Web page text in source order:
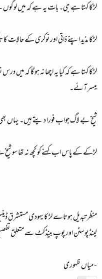
لڑکا کہتا ہے جی۔ بات یہ ہے کہ میں
لڑکا مذید اپنے ذاتی اور نوکری کے حالات
لڑکا کہتا ہے کہ کیا یہ اچھا نہ ہو گا کہ
میسر آئے۔
شیخ بے لاگ جواب فورا دیتے ہیں۔ یہاں
لڑکے کے پاس اب کہنے کو کچھ نہ تھا سو
منظر تبدیل ہوتاے لڑ کا یہودی مستشرق
لینڈ پوسٹن اور پوپ بینڈکٹ سے متعلق
- میاں ظہوری